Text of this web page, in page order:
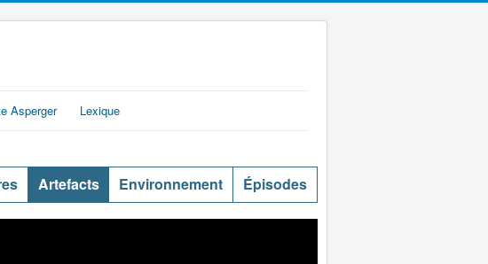
Asperger Lexique
Artefacts Environnement Épisodes